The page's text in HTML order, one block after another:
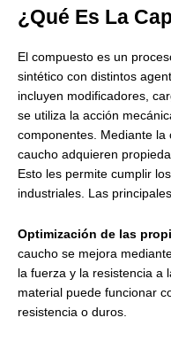
¿Qué Es La
El compuesto es un
sintético con distintos
incluyen modificadores,
se utiliza la acción
componentes. Mediante la
caucho adquieren
Esto les permite cumplir
industriales. Las
Optimización de las
caucho se mejora
la fuerza y la resistencia a
material puede funcionar
resistencia o duros.